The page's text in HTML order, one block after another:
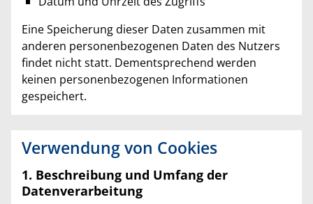
Eine Speicherung dieser Daten zusammen mit
anderen personenbezogenen Daten des Nutzers
findet nicht statt. Dementsprechend werden
keinen personenbezogenen Informationen
gespeichert.
Verwendung von Cookies
1. Beschreibung und Umfang der
Datenverarbeitung